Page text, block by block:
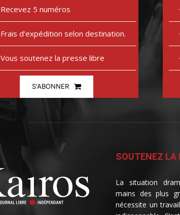
Recevez 5 numéros
Frais d’expédition selon destination.
Vous soutenez la presse libre
S'ABONNER
SOUTENEZ LA
La situation
mains des plus
nécessite un